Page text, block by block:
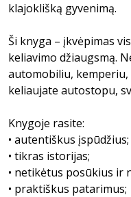
klajoklišką gyvenimą.
Ši knyga – įkvėpimas
keliavimo džiaugsmą.
automobiliu,
keliaujate autostopu,
Knygoje rasite:
• autentiškus įspūdžius;
• tikras istorijas;
• netikėtus posūkius ir
• praktiškus patarimus;